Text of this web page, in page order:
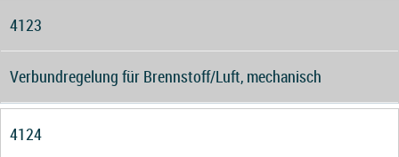
4123
Verbundregelung für Brennstoff/Luft, mechanisch
4124